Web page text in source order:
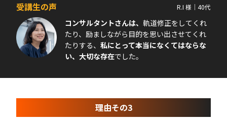
受講生の声 R.I 様｜40代
コンサルタントさんは、 軌道修正をしてくれ
たり、励ましながら目的を思い出させてくれ
たりする、 私にとって本当になくてはならな
い、大切な存在でした。
理由その3